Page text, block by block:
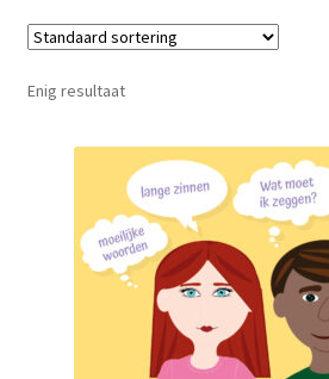
DCD
HSP
Enig resultaat